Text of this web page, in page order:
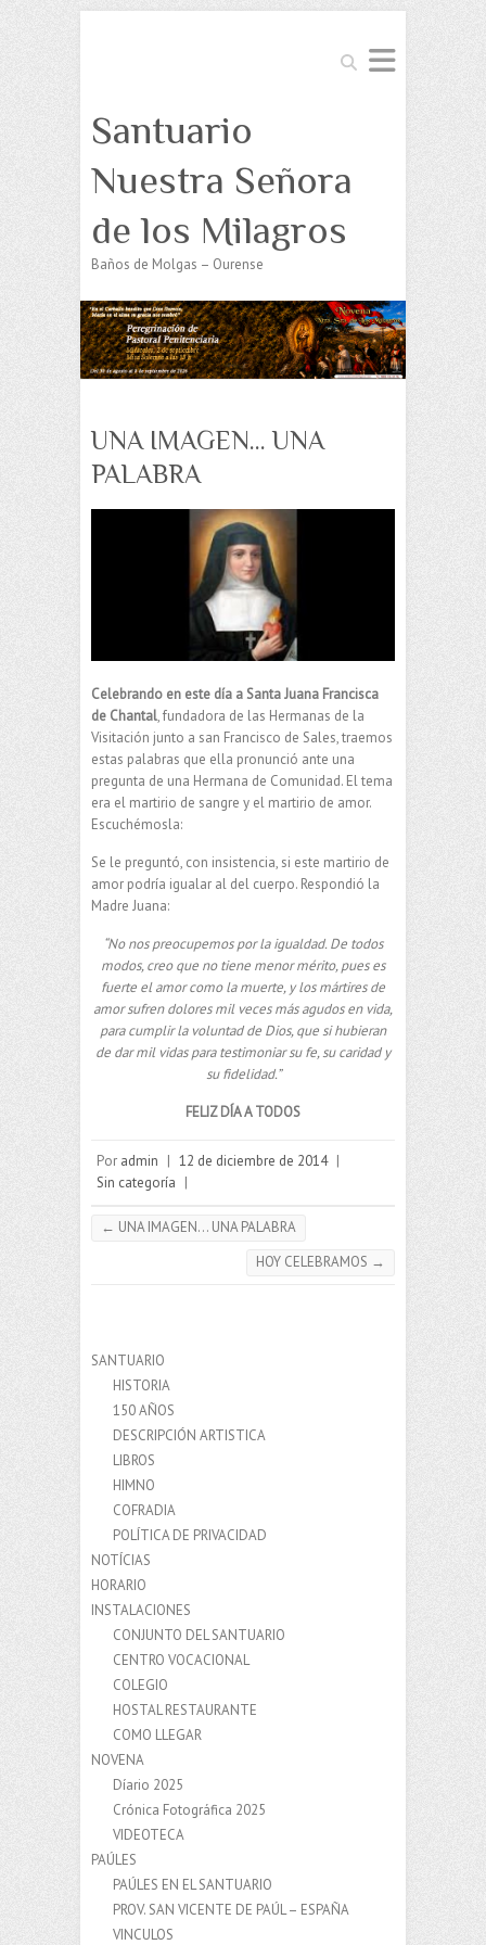
Buscar
Santuario
Nuestra Señora
de los Milagros
Baños de Molgas – Ourense
UNA IMAGEN… UNA
PALABRA
Celebrando en este día a Santa Juana Francisca
de Chantal, fundadora de las Hermanas de la
Visitación junto a san Francisco de Sales, traemos
estas palabras que ella pronunció ante una
pregunta de una Hermana de Comunidad. El tema
era el martirio de sangre y el martirio de amor.
Escuchémosla:
Se le preguntó, con insistencia, si este martirio de
amor podría igualar al del cuerpo. Respondió la
Madre Juana:
“No nos preocupemos por la igualdad. De todos
modos, creo que no tiene menor mérito, pues es
fuerte el amor como la muerte, y los mártires de
amor sufren dolores mil veces más agudos en vida,
para cumplir la voluntad de Dios, que si hubieran
de dar mil vidas para testimoniar su fe, su caridad y
su fidelidad.”
FELIZ DÍA A TODOS
Por admin | 12 de diciembre de 2014 |
Sin categoría |
← UNA IMAGEN… UNA PALABRA
HOY CELEBRAMOS →
SANTUARIO
HISTORIA
150 AÑOS
DESCRIPCIÓN ARTISTICA
LIBROS
HIMNO
COFRADIA
POLÍTICA DE PRIVACIDAD
NOTÍCIAS
HORARIO
INSTALACIONES
CONJUNTO DEL SANTUARIO
CENTRO VOCACIONAL
COLEGIO
HOSTAL RESTAURANTE
COMO LLEGAR
NOVENA
Díario 2025
Crónica Fotográfica 2025
VIDEOTECA
PAÚLES
PAÚLES EN EL SANTUARIO
PROV. SAN VICENTE DE PAÚL – ESPAÑA
VINCULOS